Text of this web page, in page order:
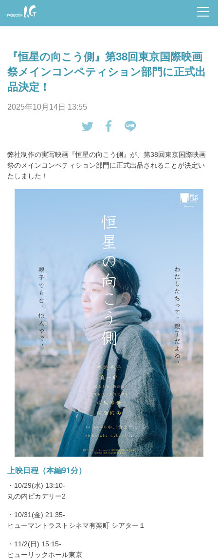
Prod
n I.G
『恒星の向こう側』第38回東京国際映画
祭メインコンペティション部門に正式出
品決定！
2025年10月14日 13:55
eet
す
bo
ア
す
る
で
弊社制作の実写映画『恒星の向こう側』が、第38回東京国際映画
祭のメインコンペティション部門に正式出品されることが決定い
たしました！
上映日程（本編91分）
・10/29(水) 13:10-
丸の内ピカデリー2
・10/31(金) 21:35-
ヒューマントラストシネマ有楽町 シアター１
・11/2(日) 15:15-
ヒューリックホール東京